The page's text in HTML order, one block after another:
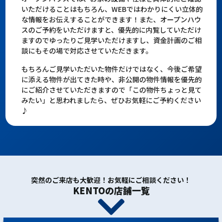
いただけることはもちろん、WEBではわかりにくい立体的
な情報をお伝えすることができます！また、オープンハウ
スのご予約をいただけますと、優先的に内覧していただけ
ますのでゆったりご見学いただけますし、資金計画のご相
談にもその場で対応させていただきます。
もちろんご見学いただいた物件だけではなく、今後ご希望
に添える物件が出てきた時や、非公開の物件情報を優先的
にご紹介させていただきますので「この物件ちょっと見て
みたい」と思われましたら、ぜひお気軽にご予約ください
♪
突然のご来店も大歓迎！お気軽にご相談ください！
KENTOの店舗一覧